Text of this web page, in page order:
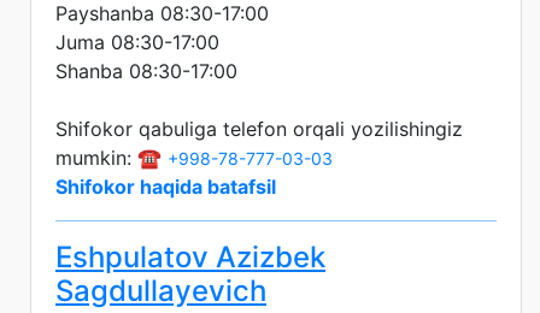
Payshanba 08:30-17:00
Juma 08:30-17:00
Shanba 08:30-17:00
Shifokor qabuliga telefon orqali yozilishingiz
mumkin: ☎️ +998-78-777-03-03
Shifokor haqida batafsil
Eshpulatov Azizbek
Sagdullayevich